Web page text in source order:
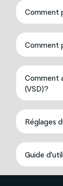
Comment
Comment
Comment
(VSD)?
Réglages
Guide